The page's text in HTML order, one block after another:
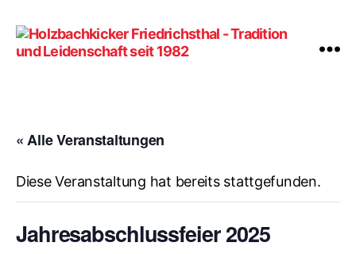
Tradition
und
seit
1982
« Alle Veranstaltungen
Diese Veranstaltung hat bereits stattgefunden.
Jahresabschlussfeier 2025